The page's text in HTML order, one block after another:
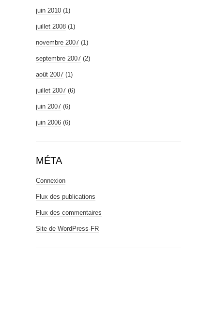
juin 2010 (1)
juillet 2008 (1)
novembre 2007 (1)
septembre 2007 (2)
août 2007 (1)
juillet 2007 (6)
juin 2007 (6)
juin 2006 (6)
MÉTA
Connexion
Flux des publications
Flux des commentaires
Site de WordPress-FR